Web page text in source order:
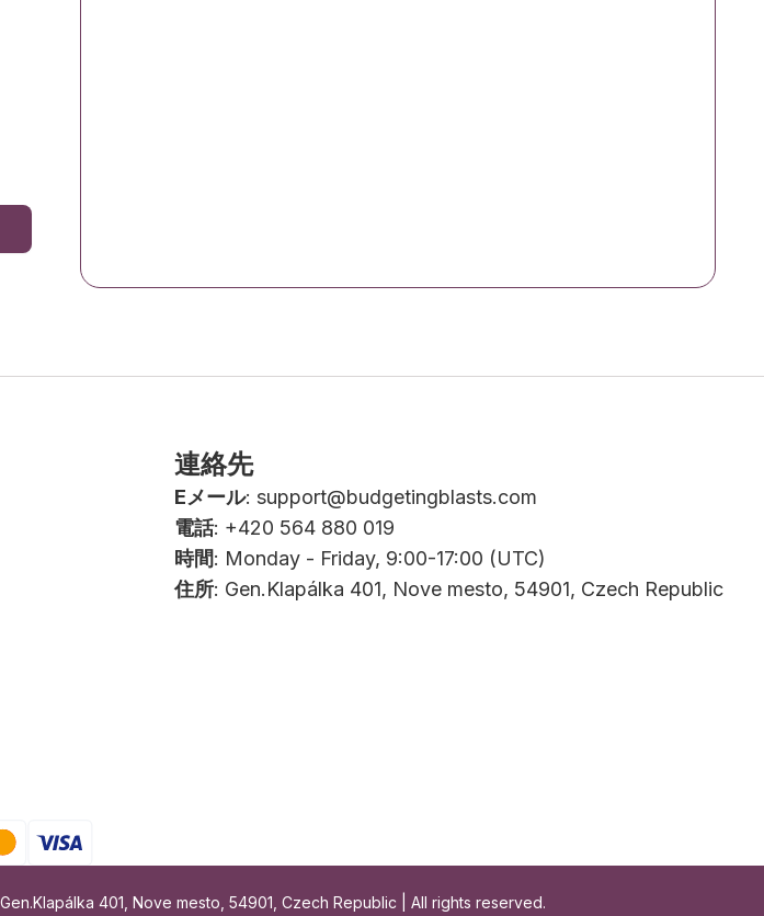
連絡先
Eメール: support@budgetingblasts.com
電話: +420 564 880 019
時間: Monday - Friday, 9:00-17:00 (UTC)
住所: Gen.Klapálka 401, Nove mesto, 54901, Czech Republic
401, Nove mesto, 54901, Czech Republic | All rights reserved.